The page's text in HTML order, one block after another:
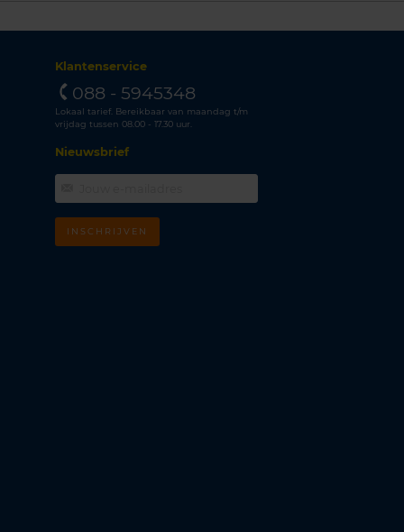
Klantenservice
088 - 5945348
Lokaal tarief. Bereikbaar van maandag t/m
vrijdag tussen 08.00 - 17.30 uur.
Nieuwsbrief
INSCHRIJVEN